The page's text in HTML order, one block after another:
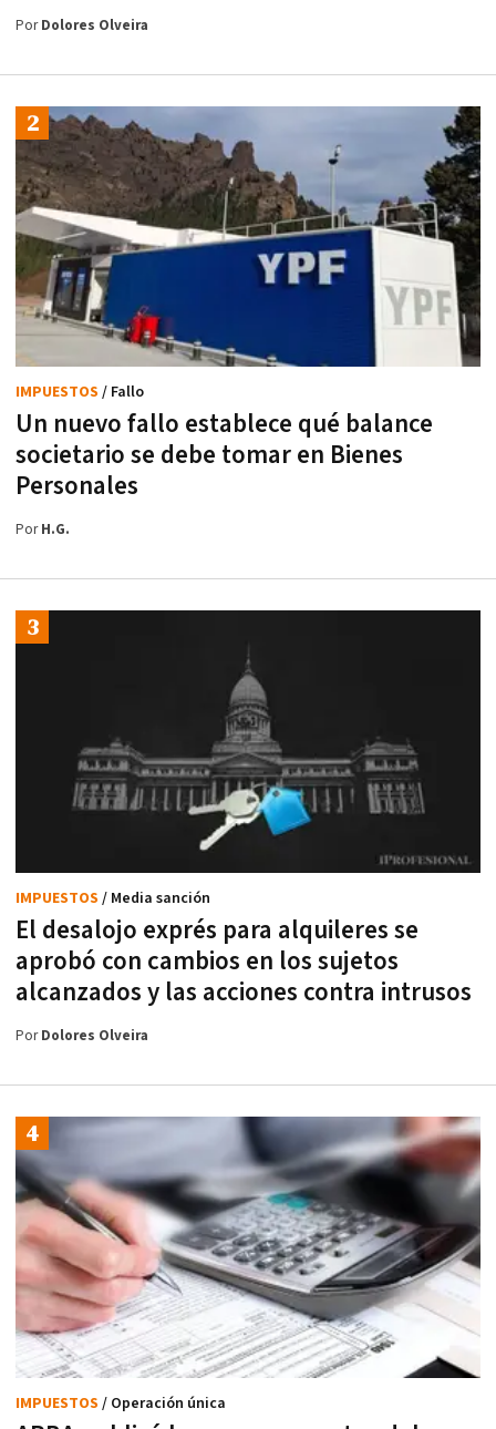
PorDolores Olveira
Un nuevo fallo establece qué balance
societario se debe tomar en Bienes
Personales
IMPUESTOS / Fallo
PorH.G.
El desalojo exprés para alquileres se
aprobó con cambios en los sujetos
alcanzados y las acciones contra intrusos
IMPUESTOS / Media sanción
PorDolores Olveira
IMPUESTOS / Operación única